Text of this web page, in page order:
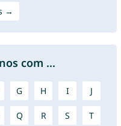
→
com ...
G H I J
Q R S T